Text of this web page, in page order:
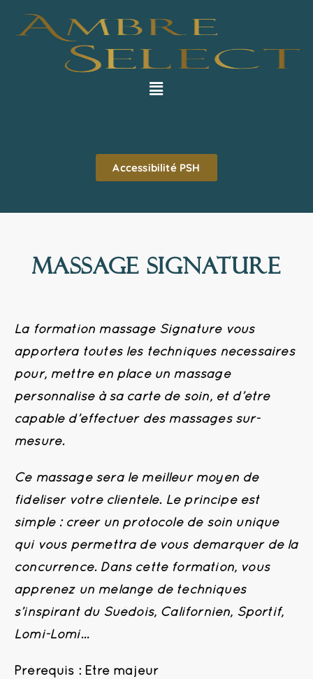
Accessibilité PSH
massage signature
La formation massage Signature vous
apportera toutes les techniques nécessaires
pour, mettre en place un massage
personnalisé à sa carte de soin, et d’être
capable d’effectuer des massages sur-
mesure.
Ce massage sera le meilleur moyen de
fidéliser votre clientèle. Le principe est
simple : créer un protocole de soin unique
qui vous permettra de vous démarquer de la
concurrence. Dans cette formation, vous
apprenez un mélange de techniques
s’inspirant du Suédois, Californien, Sportif,
Lomi-Lomi…
Prérequis : Etre majeur